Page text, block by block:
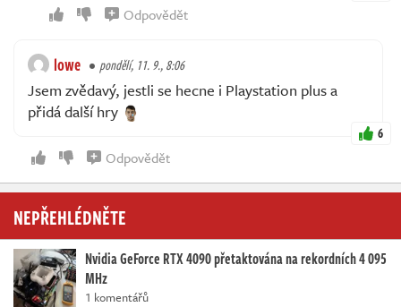
Odpovědět
lowe pondělí, 11. 9., 8:06
Jsem zvědavý, jestli se hecne i Playstation plus a
přidá další hry
6
Odpovědět
NEPŘEHLÉDNĚTE
Nvidia GeForce RTX 4090 přetaktována na rekordních 4 095
MHz
1 komentářů